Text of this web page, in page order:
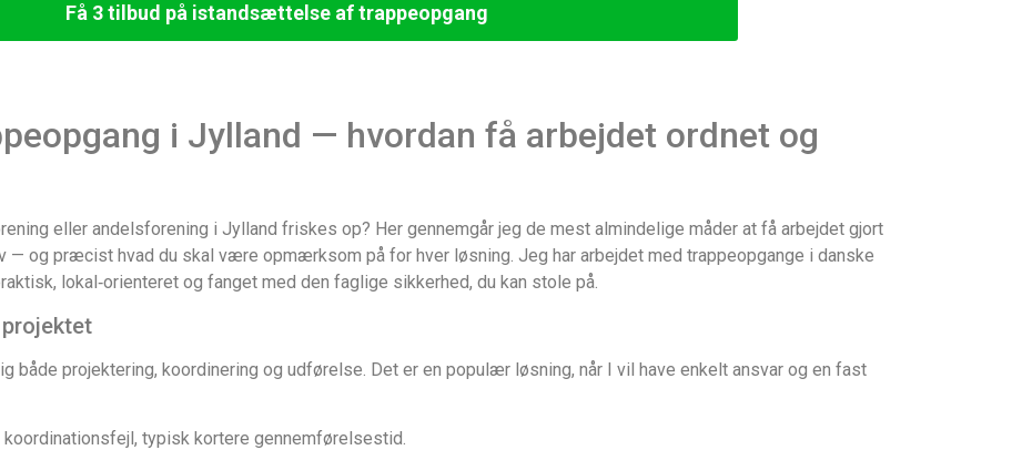
Få 3 tilbud på istandsættelse af trappeopgang
i Jylland — hvordan få arbejdet ordnet og
eller andelsforening i Jylland friskes op? Her gennemgår jeg de mest almindelige måder at få arbejdet gjort
— og præcist hvad du skal være opmærksom på for hver løsning. Jeg har arbejdet med trappeopgange i danske
lokal‑orienteret og fanget med den faglige sikkerhed, du kan stole på.
både projektering, koordinering og udførelse. Det er en populær løsning, når I vil have enkelt ansvar og en fast
koordinationsfejl, typisk kortere gennemførelsestid.